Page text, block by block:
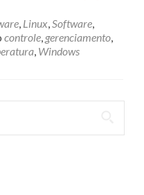
e
, Linux,Software,
controle, gerenciamento,
, Windows